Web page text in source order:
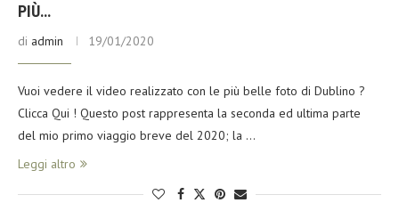
PIÙ…
di admin 19/01/2020
Vuoi vedere il video realizzato con le più belle foto di Dublino ?
Clicca Qui ! Questo post rappresenta la seconda ed ultima parte
del mio primo viaggio breve del 2020; la …
Leggi altro